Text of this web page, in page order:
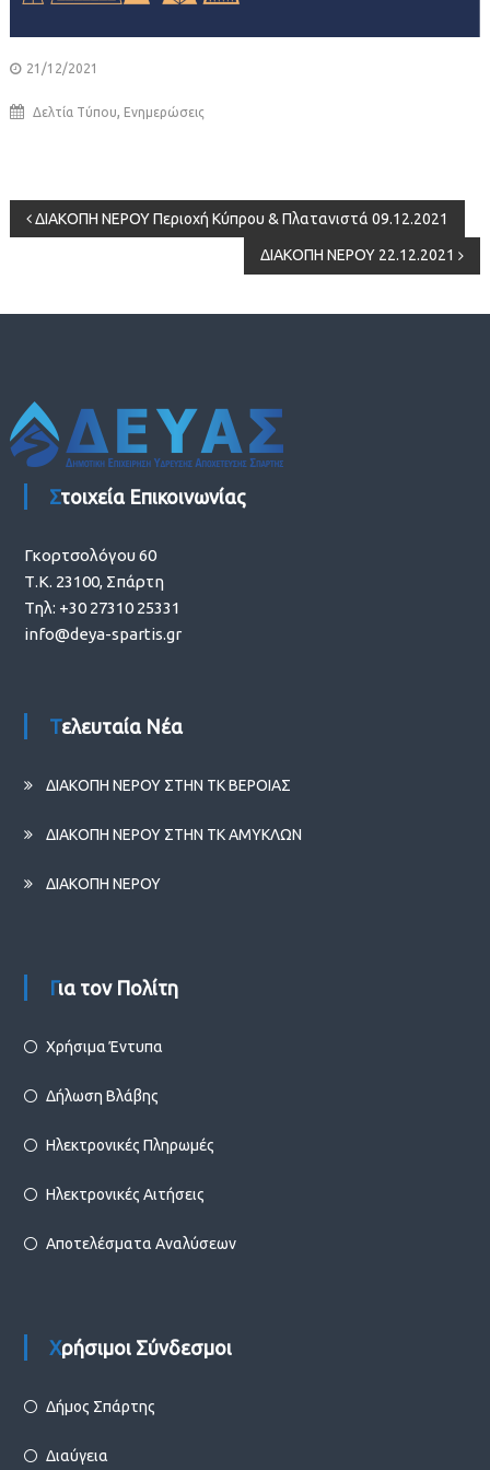
21/12/2021
Δελτία Τύπου, Ενημερώσεις
Πλοήγηση
ΔΙΑΚΟΠΗ ΝΕΡΟΥ Περιοχή Κύπρου & Πλατανιστά 09.12.2021
ΔΙΑΚΟΠΗ ΝΕΡΟΥ 22.12.2021
Στοιχεία Επικοινωνίας
Γκορτσολόγου 60
Τ.Κ. 23100, Σπάρτη
Τηλ: +30 27310 25331
info@deya-spartis.gr
Τελευταία Νέα
ΔΙΑΚΟΠΗ ΝΕΡΟΥ ΣΤΗΝ ΤΚ ΒΕΡΟΙΑΣ
ΔΙΑΚΟΠΗ ΝΕΡΟΥ ΣΤΗΝ ΤΚ ΑΜΥΚΛΩΝ
ΔΙΑΚΟΠΗ ΝΕΡΟΥ
Για τον Πολίτη
Χρήσιμα Έντυπα
Δήλωση Βλάβης
Ηλεκτρονικές Πληρωμές
Ηλεκτρονικές Αιτήσεις
Αποτελέσματα Αναλύσεων
Χρήσιμοι Σύνδεσμοι
Δήμος Σπάρτης
Διαύγεια